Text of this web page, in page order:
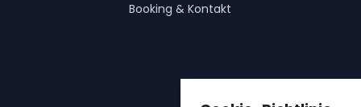
Booking & Kontakt